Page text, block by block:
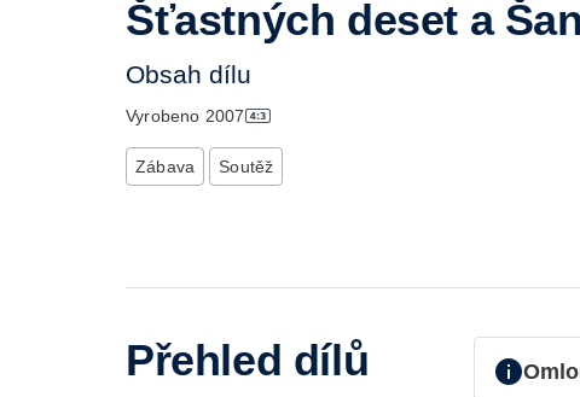
Šťastných deset a
Obsah dílu
Vyrobeno 2007
Zábava Soutěž
Přehled dílů